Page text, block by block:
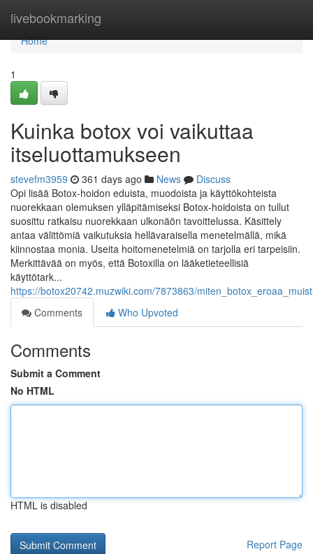
livebookmarking
Home
Home
1
Kuinka botox voi vaikuttaa
itseluottamukseen
stevefm3959 361 days ago News
Discuss
Opi lisää Botox-hoidon eduista, muodoista ja käyttökohteista
nuorekkaan olemuksen ylläpitämiseksi Botox-hoidoista on tullut
suosittu ratkaisu nuorekkaan ulkonäön tavoittelussa. Käsittely
antaa välittömiä vaikutuksia hellävaraisella menetelmällä, mikä
kiinnostaa monia. Useita hoitomenetelmiä on tarjolla eri tarpeisiin.
Merkittävää on myös, että Botoxilla on lääketieteellisiä
käyttötark...
https://botox20742.muzwiki.com/7873863/
Comments
Who Upvoted
Comments
Submit a Comment
No HTML
HTML is disabled
Report Page